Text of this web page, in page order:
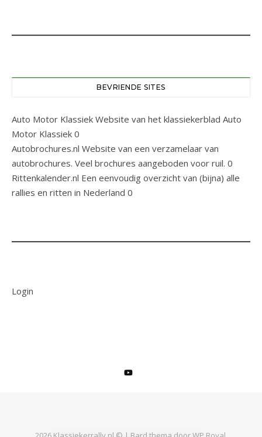
BEVRIENDE SITES
Auto Motor Klassiek Website van het klassiekerblad Auto
Motor Klassiek 0
Autobrochures.nl Website van een verzamelaar van
autobrochures. Veel brochures aangeboden voor ruil. 0
Rittenkalender.nl Een eenvoudig overzicht van (bijna) alle
rallies en ritten in Nederland 0
Login